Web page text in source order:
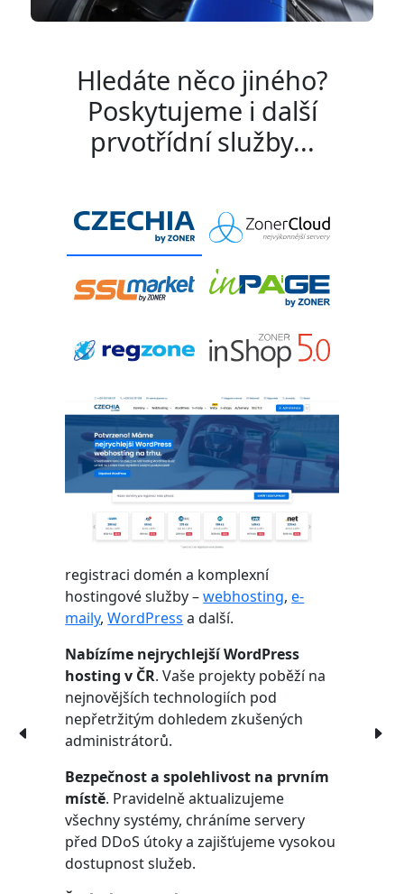
Hledáte něco jiného?
Poskytujeme i další
prvotřídní služby...
registraci domén a komplexní
hostingové služby –webhosting,e-
maily,WordPress a další.
Nabízíme nejrychlejší WordPress
hosting v ČR. Vaše projekty poběží na
nejnovějších technologiích pod
nepřetržitým dohledem zkušených
administrátorů.
Bezpečnost a spolehlivost na prvním
místě. Pravidelně aktualizujeme
všechny systémy, chráníme servery
před DDoS útoky a zajišťujeme vysokou
dostupnost služeb.